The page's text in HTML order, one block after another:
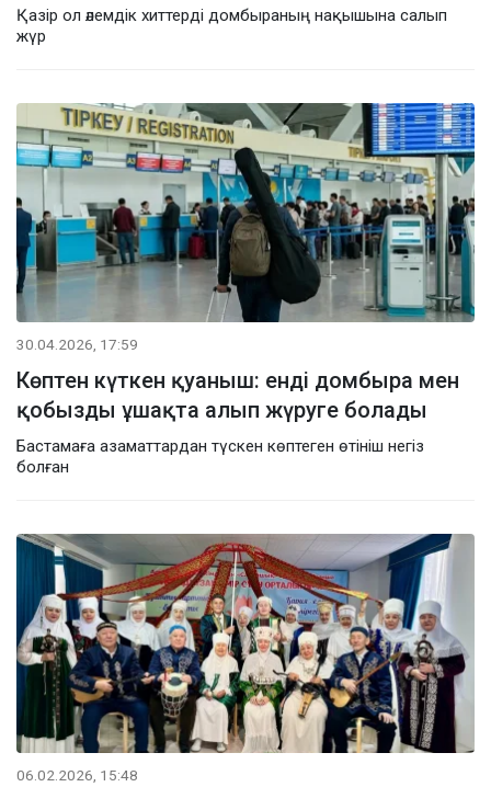
Қазір ол әлемдік хиттерді домбыраның нақышына салып
жүр
30.04.2026, 17:59
Көптен күткен қуаныш: енді домбыра мен
қобызды ұшақта алып жүруге болады
Бастамаға азаматтардан түскен көптеген өтініш негіз
болған
06.02.2026, 15:48